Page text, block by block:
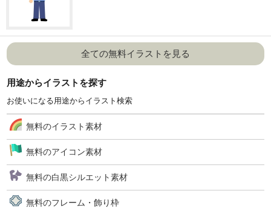
全ての無料イラストを見る
用途からイラストを探す
お使いになる用途からイラスト検索
無料のイラスト素材
無料のアイコン素材
無料の白黒シルエット素材
無料のフレーム・飾り枠